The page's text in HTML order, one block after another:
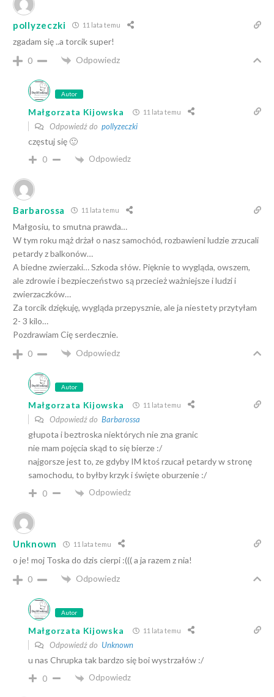
pollyzeczki 11 lata temu
zgadam się ..a torcik super!
0
Odpowiedz
Autor
Małgorzata Kijowska 11 lata temu
Odpowiedź do pollyzeczki
częstuj się 🙂
0 Odpowiedz
Barbarossa 11 lata temu
Małgosiu, to smutna prawda…
W tym roku mąż drżał o nasz samochód, rozbawieni ludzie zrzucali
petardy z balkonów…
A biedne zwierzaki… Szkoda słów. Pięknie to wygląda, owszem,
ale zdrowie i bezpieczeństwo są przecież ważniejsze i ludzi i
zwierzaczków…
Za torcik dziękuję, wygląda przepysznie, ale ja niestety przytyłam
2- 3 kilo…
Pozdrawiam Cię serdecznie.
0
Odpowiedz
Autor
Małgorzata Kijowska 11 lata temu
Odpowiedź do Barbarossa
głupota i beztroska niektórych nie zna granic
nie mam pojęcia skąd to się bierze :/
najgorsze jest to, ze gdyby IM ktoś rzucał petardy w stronę
samochodu, to byłby krzyk i święte oburzenie :/
0 Odpowiedz
Unknown 11 lata temu
o je! moj Toska do dzis cierpi :((( a ja razem z nia!
0
Odpowiedz
Autor
Małgorzata Kijowska 11 lata temu
Odpowiedź do Unknown
u nas Chrupka tak bardzo się boi wystrzałów :/
0 Odpowiedz